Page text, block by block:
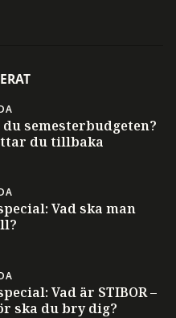
semesterbudgeten?
du tillbaka
Vad ska man
Vad är STIBOR –
ska du bry dig?